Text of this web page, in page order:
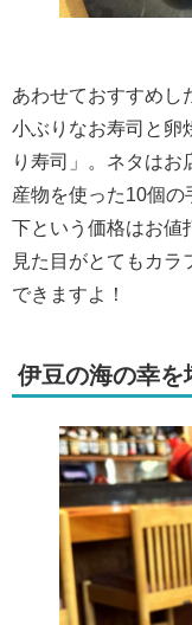
あわせておすすめし
小ぶりなお寿司と卵
り寿司」。ネタはお
産物を使った10個の
下という価格はお値
見た目がとてもカラ
できますよ！
伊豆の海の幸を